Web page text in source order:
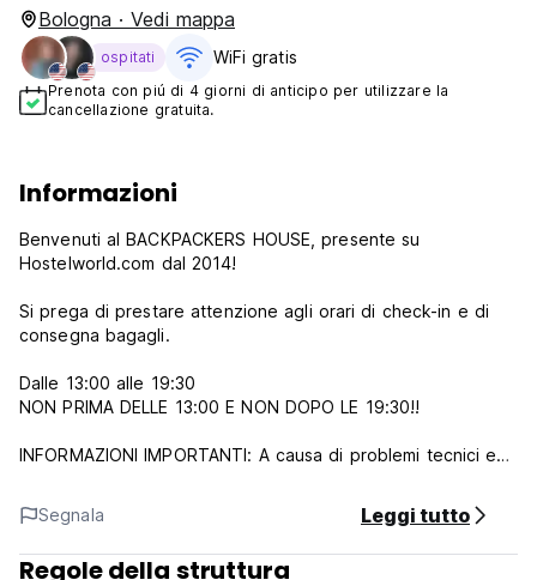
Bologna · Vedi mappa
ospitati WiFi gratis
Prenota con piú di 4 giorni di anticipo per utilizzare la
cancellazione gratuita.
Informazioni
Benvenuti al BACKPACKERS HOUSE, presente su
Hostelworld.com dal 2014!
Si prega di prestare attenzione agli orari di check-in e di
consegna bagagli.
Dalle 13:00 alle 19:30
NON PRIMA DELLE 13:00 E NON DOPO LE 19:30!!
INFORMAZIONI IMPORTANTI: A causa di problemi tecnici e
disponibile, dal 4 al 19 agosto accetteremo il pagamento
del soggiorno e della tassa di soggiorno SOLO in
CONTANTI.
Ci scusiamo con i nostri ospiti per l'inconveniente: è la prima
Segnala Leggi tutto
Regole della struttura